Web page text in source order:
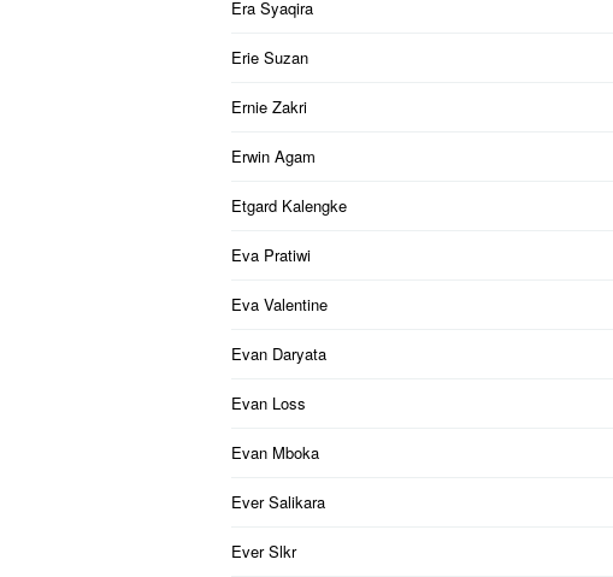
Era Syaqira
Erie Suzan
Ernie Zakri
Erwin Agam
Etgard Kalengke
Eva Pratiwi
Eva Valentine
Evan Daryata
Evan Loss
Evan Mboka
Ever Salikara
Ever Slkr